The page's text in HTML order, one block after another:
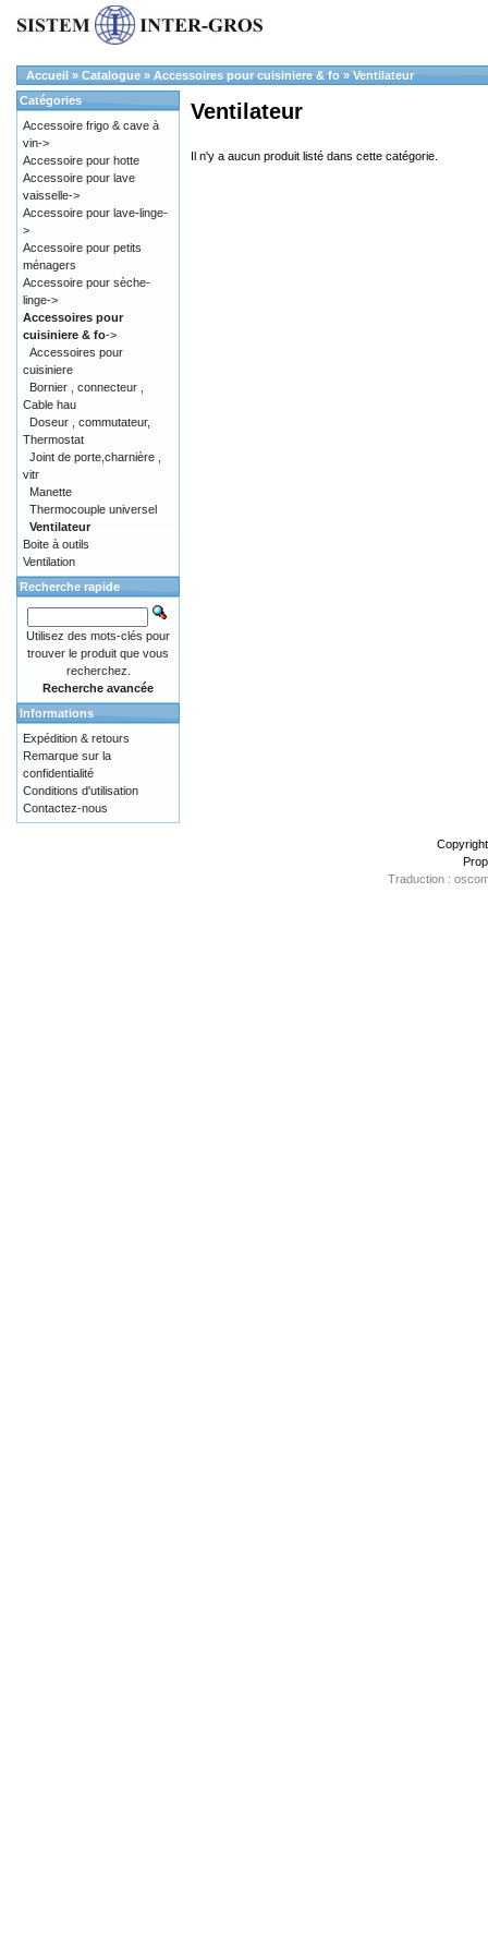
Accueil » Catalogue » Accessoires pour cuisiniere & fo » Ventilateur
Ventilateur
Il n'y a aucun produit listé dans cette catégorie.
Catégories
Accessoire frigo & cave à
vin->
Accessoire pour hotte
Accessoire pour lave
vaisselle->
Accessoire pour lave-linge-
>
Accessoire pour petits
ménagers
Accessoire pour sèche-
linge->
Accessoires pour
cuisiniere & fo->
Accessoires pour
cuisiniere
Bornier , connecteur ,
Cable hau
Doseur , commutateur,
Thermostat
Joint de porte,charnière ,
vitr
Manette
Thermocouple universel
Ventilateur
Boite à outils
Ventilation
Recherche rapide
Utilisez des mots-clés pour
trouver le produit que vous
recherchez.
Recherche avancée
Informations
Expédition & retours
Remarque sur la
confidentialité
Conditions d'utilisation
Contactez-nous
Traduction :